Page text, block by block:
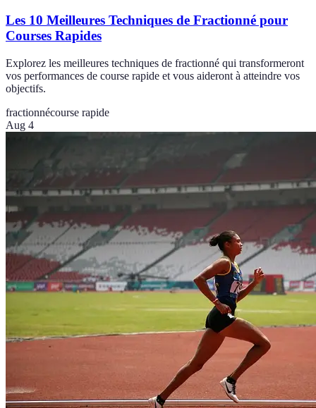
Les 10 Meilleures Techniques de Fractionné pour
Courses Rapides
Explorez les meilleures techniques de fractionné qui transformeront
vos performances de course rapide et vous aideront à atteindre vos
objectifs.
fractionnécourse rapide
Aug 4